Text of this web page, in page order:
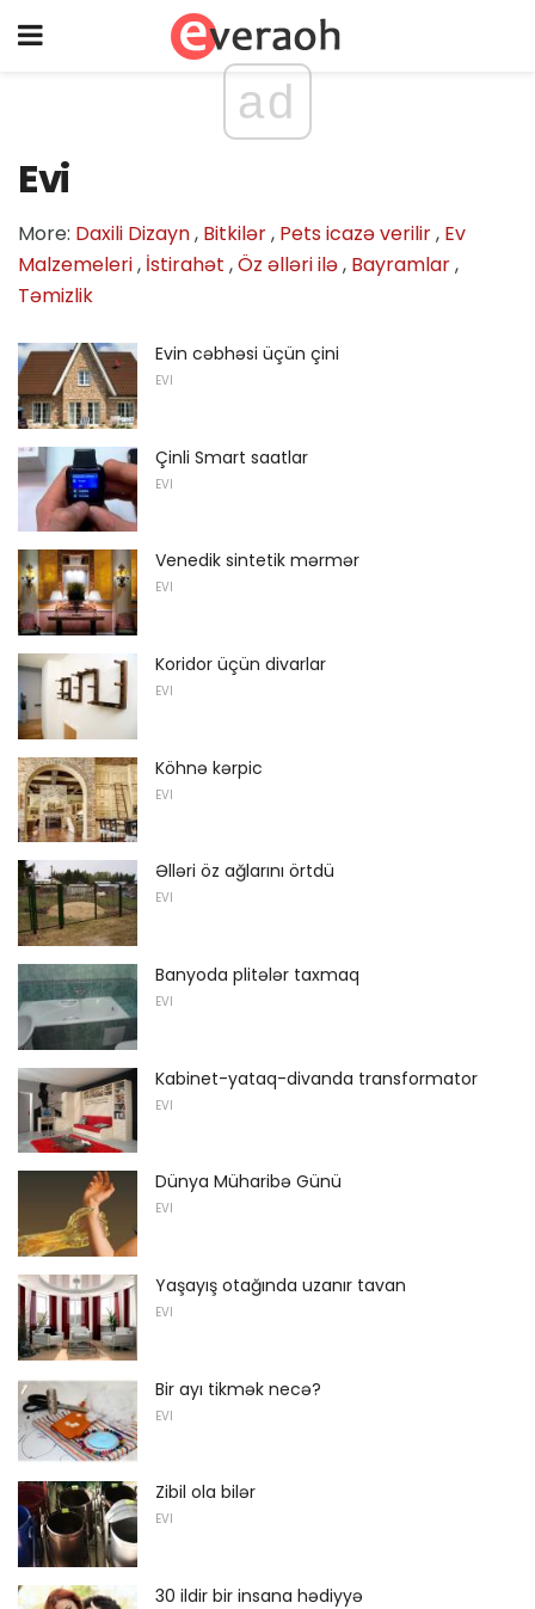
ad
Evi
More: Daxili Dizayn, Bitkilər, Pets icazə verilir, Ev
Malzemeleri, İstirahət ,Öz əlləri ilə, Bayramlar,
Təmizlik
Evin cəbhəsi üçün çini
EVI
Çinli Smart saatlar
EVI
Venedik sintetik mərmər
EVI
Koridor üçün divarlar
EVI
Köhnə kərpic
EVI
Əlləri öz ağlarını örtdü
EVI
Banyoda plitələr taxmaq
EVI
Kabinet-yataq-divanda transformator
EVI
Dünya Müharibə Günü
EVI
Yaşayış otağında uzanır tavan
EVI
Bir ayı tikmək necə?
EVI
Zibil ola bilər
EVI
30 ildir bir insana hədiyyə